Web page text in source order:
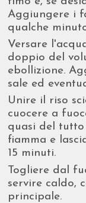
Aggiungere i
qualche
Versare
doppio del
ebollizione.
sale ed
Unire il riso
cuocere a
quasi del tutto
fiamma e
15 minuti.
Togliere dal
servire caldo,
principale.